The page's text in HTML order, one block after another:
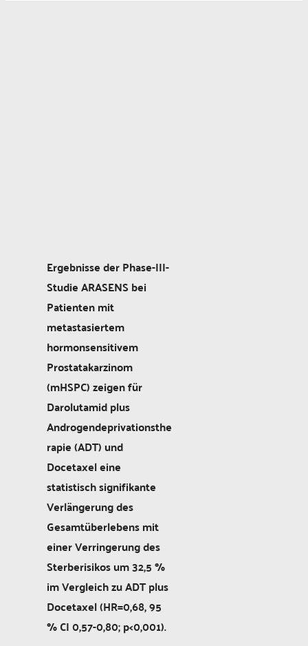
Ergebnisse der Phase-III-
Studie ARASENS bei
Patienten mit
metastasiertem
hormonsensitivem
Prostatakarzinom
(mHSPC) zeigen für
Darolutamid plus
Androgendeprivationsthe
rapie (ADT) und
Docetaxel eine
statistisch signifikante
Verlängerung des
Gesamtüberlebens mit
einer Verringerung des
Sterberisikos um 32,5 %
im Vergleich zu ADT plus
Docetaxel (HR=0,68, 95
% CI 0,57-0,80; p<0,001).